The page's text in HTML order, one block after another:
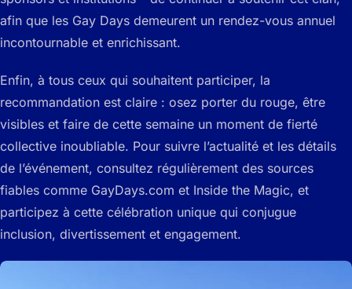
afin que les Gay Days demeurent un rendez-vous annuel
incontournable et enrichissant.
Enfin, à tous ceux qui souhaitent participer, la
recommandation est claire : osez porter du rouge, être
visibles et faire de cette semaine un moment de fierté
collective inoubliable. Pour suivre l’actualité et les détails
de l’événement, consultez régulièrement des sources
fiables comme GayDays.com et Inside the Magic, et
participez à cette célébration unique qui conjugue
inclusion, divertissement et engagement.